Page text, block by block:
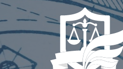
Skip
to
content